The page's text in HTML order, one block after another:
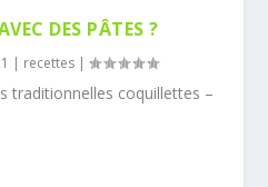
DES PÂTES ?
| recettes |
traditionnelles coquillettes –